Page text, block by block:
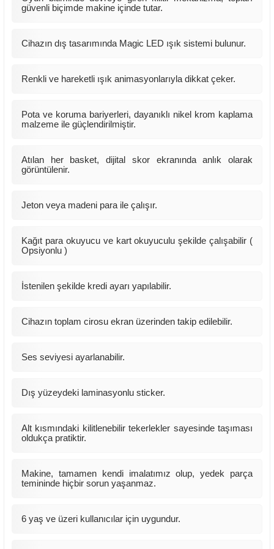
güvenli biçimde makine içinde tutar.
Cihazın dış tasarımında Magic LED ışık sistemi bulunur.
Renkli ve hareketli ışık animasyonlarıyla dikkat çeker.
Pota ve koruma bariyerleri, dayanıklı nikel krom kaplama
malzeme ile güçlendirilmiştir.
Atılan her basket, dijital skor ekranında anlık olarak
görüntülenir.
Jeton veya madeni para ile çalışır.
Kağıt para okuyucu ve kart okuyuculu şekilde çalışabilir (
Opsiyonlu )
İstenilen şekilde kredi ayarı yapılabilir.
Cihazın toplam cirosu ekran üzerinden takip edilebilir.
Ses seviyesi ayarlanabilir.
Dış yüzeydeki laminasyonlu sticker.
Alt kısmındaki kilitlenebilir tekerlekler sayesinde taşıması
oldukça pratiktir.
Makine, tamamen kendi imalatımız olup, yedek parça
temininde hiçbir sorun yaşanmaz.
6 yaş ve üzeri kullanıcılar için uygundur.